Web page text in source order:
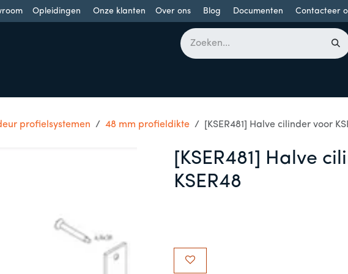
Opleidingen Onze klanten Over ons Blog Documenten Contacteer
profielsystemen 48 mm profieldikte [KSER481] Halve cilinder voor
[KSER481] Halve
KSER48